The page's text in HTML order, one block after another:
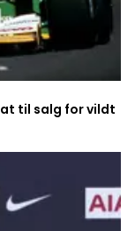
til salg for vildt